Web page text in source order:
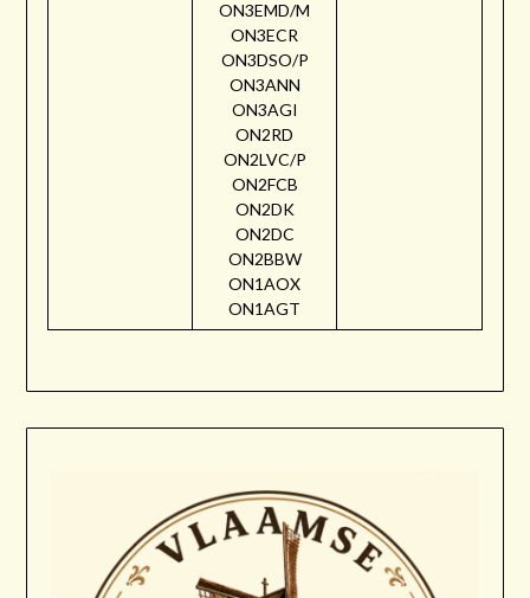
ON3EMD/M
ON3ECR
ON3DSO/P
ON3ANN
ON3AGI
ON2RD
ON2LVC/P
ON2FCB
ON2DK
ON2DC
ON2BBW
ON1AOX
ON1AGT